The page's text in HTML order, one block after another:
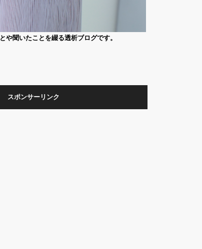
聞いたことを綴る透析ブログです。
スポンサーリンク